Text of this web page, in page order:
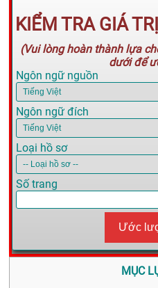
KIỂM TRA GIÁ
(Vui lòng hoàn thành lựa
dưới để
Ngôn ngữ nguồn
Ngôn ngữ đích
Loại hồ sơ
Số trang
Ước
MỤC